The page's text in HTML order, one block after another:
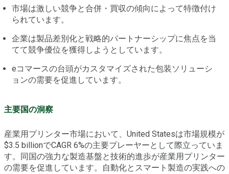
市場は激しい競争と合併・買収の傾向によって特徴付け
られています。
企業は製品差別化と戦略的パートナーシップに焦点を当
てて競争優位を獲得しようとしています。
eコマースの台頭がカスタマイズされた包装ソリューシ
ョンの需要を促進しています。
主要国の洞察
産業用プリンター市場において、United Statesは市場規模が
$3.5 billionでCAGR 6%の主要プレーヤーとして際立っていま
す。同国の強力な製造基盤と技術的進歩が産業用プリンター
の需要を促進しています。自動化とスマート製造の実践への